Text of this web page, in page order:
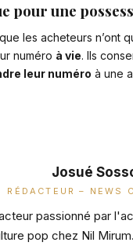
pour une
les acheteurs n’ont
numéro à vie. Ils
leur numéro à une
Josué
RÉDACTEUR – NEWS
passionné par
pop chez Nil